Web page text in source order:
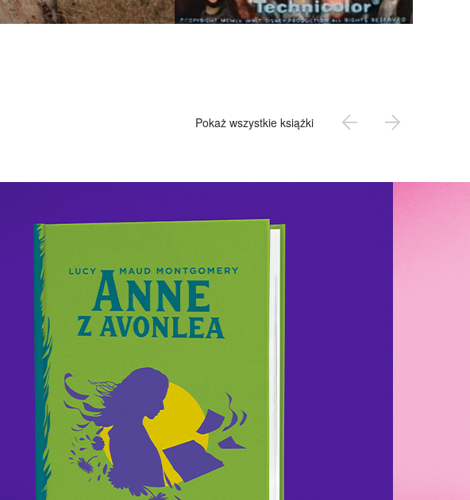
Pokaż wszystkie książki